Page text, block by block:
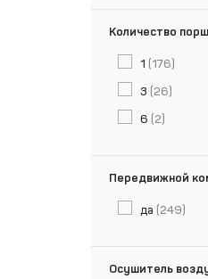
Количество
1 (176)
3 (26)
6 (2)
Передвижной
да (249)
Осушитель